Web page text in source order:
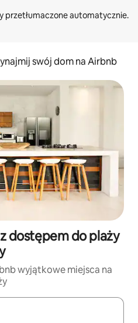
swój dom na Airbnb
dostępem do plaży
wyjątkowe miejsca na
poruszać się po nich za